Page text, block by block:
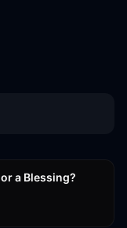
a Blessing?